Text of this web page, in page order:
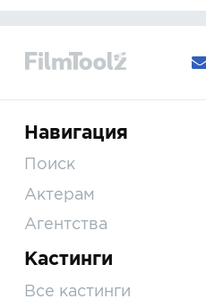
Навигация
Поиск
Актерам
Агентства
Кастинги
Все кастинги